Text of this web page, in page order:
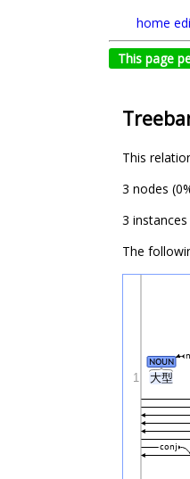
home
This page
This
3 nodes
3
The
大型
NOUN
conj
1